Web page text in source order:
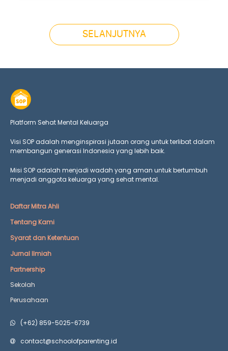
SELANJUTNYA
Platform Sehat Mental Keluarga
Visi SOP adalah menginspirasi jutaan orang untuk terlibat dalam
membangun generasi Indonesia yang lebih baik.
Misi SOP adalah menjadi wadah yang aman untuk bertumbuh
menjadi anggota keluarga yang sehat mental.
Daftar Mitra Ahli
Tentang Kami
Syarat dan Ketentuan
Jurnal Ilmiah
Partnership
Sekolah
Perusahaan
(+62) 859-5025-6739
contact@schoolofparenting.id